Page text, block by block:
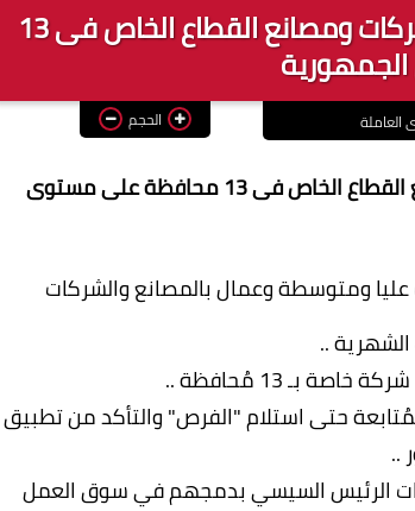
وزارة القوى العاملة تعلن عن وظائف خالية بشركات ومصانع القطاع الخاص فى 13
العاملة الحجم
وزارة القوى العاملة تعلن عن وظائف خالية بشركات ومصانع القطاع الخاص فى 13 محافظة على مستوى
ومتوسطة وعمال بالمصانع والشركات
..
حتى استلام "الفرص" والتأكد من تطبيق
..
الرئيس السيسي بدمجهم في سوق العمل